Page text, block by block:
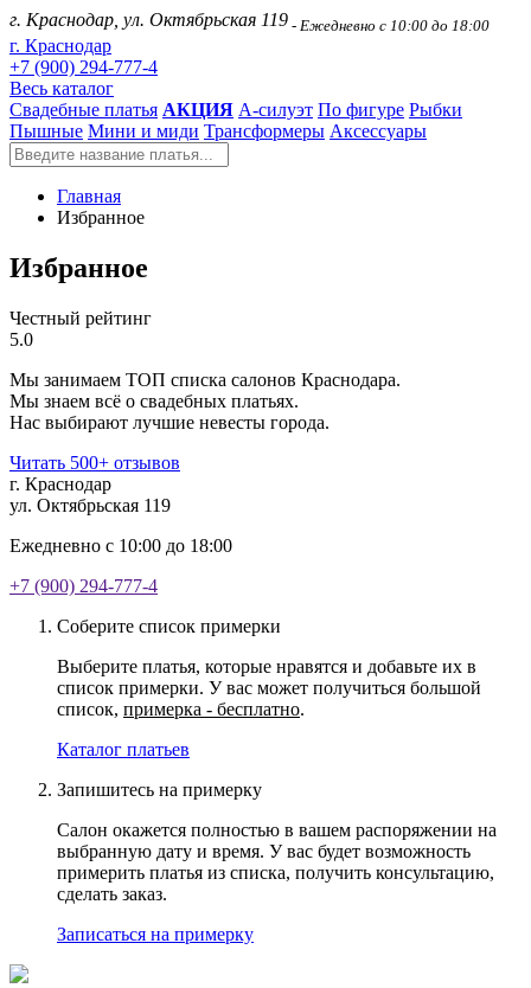
г. Краснодар, ул. Октябрьская 119 - Ежедневно с 10:00 до 18:00
г. Краснодар
+7 (900) 294-777-4
Весь каталог
Свадебные платья АКЦИЯ А-силуэт По фигуре Рыбки
Пышные Мини и миди Трансформеры Аксессуары
Главная
Избранное
Избранное
Честный рейтинг
5.0
Мы занимаем ТОП списка салонов Краснодара.
Мы знаем всё о свадебных платьях.
Нас выбирают лучшие невесты города.
Читать 500+ отзывов
г. Краснодар
ул. Октябрьская 119
Ежедневно с 10:00 до 18:00
+7 (900) 294-777-4
Соберите список примерки
Выберите платья, которые нравятся и добавьте их в
список примерки. У вас может получиться большой
список, примерка - бесплатно.
Каталог платьев
Запишитесь на примерку
Салон окажется полностью в вашем распоряжении на
выбранную дату и время. У вас будет возможность
примерить платья из списка, получить консультацию,
сделать заказ.
Записаться на примерку